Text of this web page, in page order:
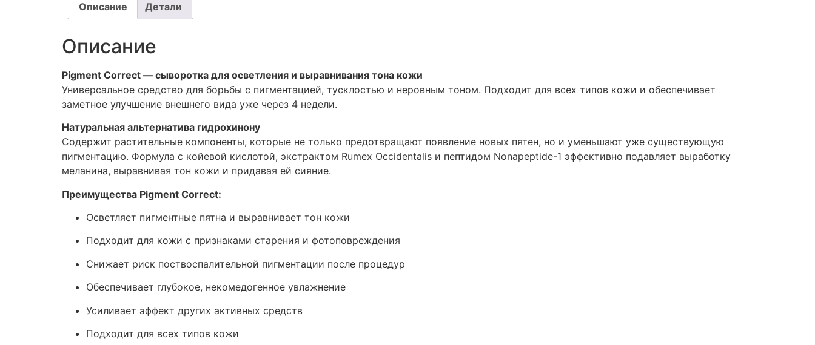
Описание Детали
Описание
Pigment Correct — сыворотка для осветления и выравнивания тона кожи
Универсальное средство для борьбы с пигментацией, тусклостью и неровным тоном. Подходит для всех типов кожи и обеспечивает
заметное улучшение внешнего вида уже через 4 недели.
Натуральная альтернатива гидрохинону
Содержит растительные компоненты, которые не только предотвращают появление новых пятен, но и уменьшают уже существующую
пигментацию. Формула с койевой кислотой, экстрактом Rumex Occidentalis и пептидом Nonapeptide-1 эффективно подавляет выработку
меланина, выравнивая тон кожи и придавая ей сияние.
Преимущества Pigment Correct:
Осветляет пигментные пятна и выравнивает тон кожи
Подходит для кожи с признаками старения и фотоповреждения
Снижает риск поствоспалительной пигментации после процедур
Обеспечивает глубокое, некомедогенное увлажнение
Усиливает эффект других активных средств
Подходит для всех типов кожи